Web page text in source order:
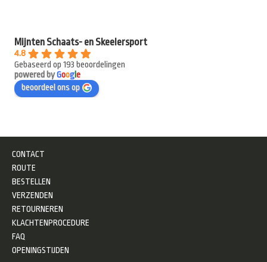
Mijnten Schaats- en Skeelersport
4.8
Gebaseerd op 193 beoordelingen
powered byGooge
beoordeel ons op
CONTACT
ROUTE
BESTELLEN
VERZENDEN
RETOURNEREN
KLACHTENPROCEDURE
FAQ
OPENINGSTIJDEN